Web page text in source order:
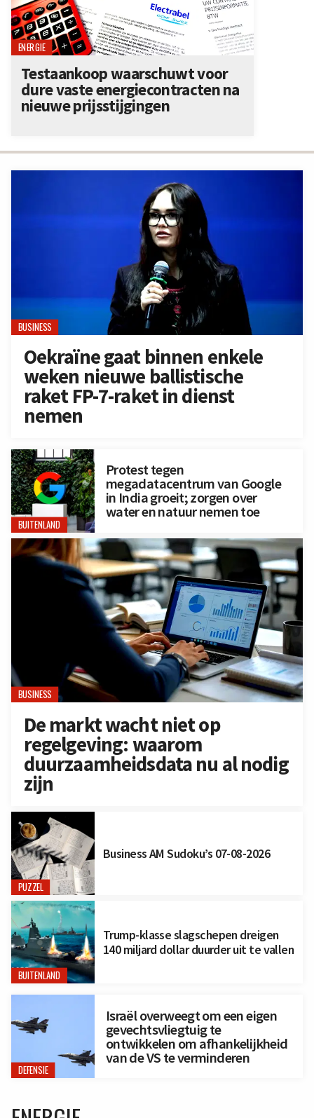
BUSINESS
Oekraïne gaat binnen enkele
weken nieuwe ballistische
raket FP-7-raket in dienst
nemen
BUITENLAND
Protest tegen
megadatacentrum van Google
in India groeit; zorgen over
water en natuur nemen toe
BUSINESS
De markt wacht niet op
regelgeving: waarom
duurzaamheidsdata nu al nodig
zijn
PUZZEL
Business AM Sudoku’s 07-08-2026
BUITENLAND
Trump-klasse slagschepen dreigen
140 miljard dollar duurder uit te vallen
DEFENSIE
Israël overweegt om een eigen
gevechtsvliegtuig te
ontwikkelen om afhankelijkheid
van de VS te verminderen
ENERGIE
Testaankoop waarschuwt voor
dure vaste energiecontracten na
nieuwe prijsstijgingen